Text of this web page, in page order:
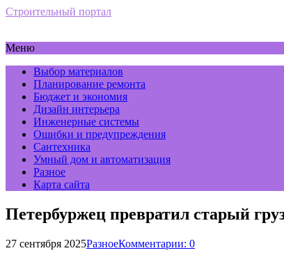
Строительный портал
Меню
Выбор материалов
Планирование ремонта
Бюджет и экономия
Дизайн интерьера
Инженерные системы
Ошибки и предупреждения
Сантехника
Умный дом и автоматизация
Разное
Карта сайта
Петербуржец превратил старый
27 сентября 2025РазноеКомментарии: 0